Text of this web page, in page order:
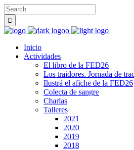
Inicio
Actividades
El libro de la FED26
Los traidores. Jornada de
Ilustrá el afiche de la FED26
Colecta de sangre
Charlas
Talleres
2021
2020
2019
2018